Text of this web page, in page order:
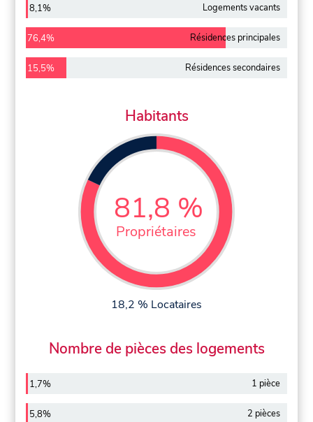
8,1% Logements vacants
76,4% Résidences principales
15,5% Résidences secondaires
Habitants
81,8 %
Propriétaires
18,2 % Locataires
Nombre de pièces des logements
1,7% 1 pièce
5,8% 2 pièces